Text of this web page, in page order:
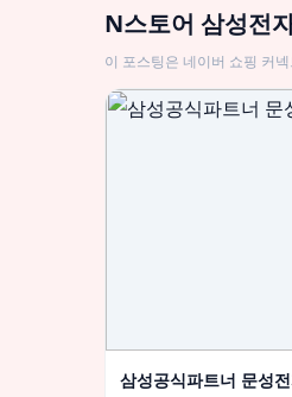
N스토어 삼성전
이 포스팅은 네이버 쇼핑 커
삼성공식파트너 문성